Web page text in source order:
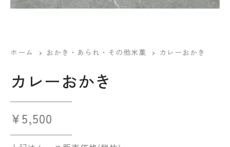
ホーム おかき・あられ・その他米菓 カレーおかき
カレーおかき
¥5,500